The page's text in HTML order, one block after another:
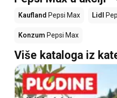
Kaufland Pepsi Max Lidl
Konzum Pepsi Max
Više kataloga iz